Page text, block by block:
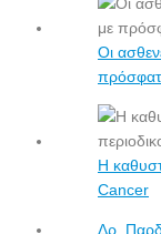
Οι
Η
Cancer
Δρ.